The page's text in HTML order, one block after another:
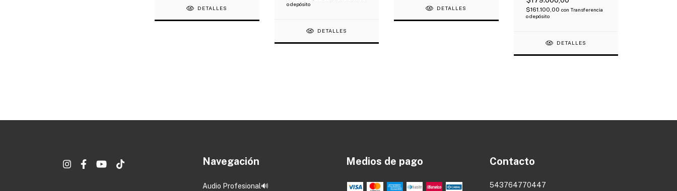
DETALLES
o depósito
DETALLES
DETALLES $161.100,00 con Transferencia
o depósito
DETALLES
Navegación
Audio Profesional🔊
Medios de pago Contacto
543764770447